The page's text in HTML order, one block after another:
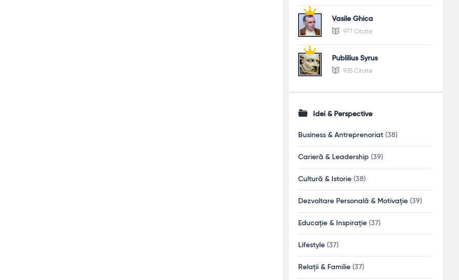
Vasile Ghica
977 Citate
Publilius Syrus
935 Citate
Idei & Perspective
Business & Antreprenoriat (38)
Carieră & Leadership (39)
Cultură & Istorie (38)
Dezvoltare Personală & Motivație (39)
Educație & Inspirație (37)
Lifestyle (37)
Relații & Familie (37)